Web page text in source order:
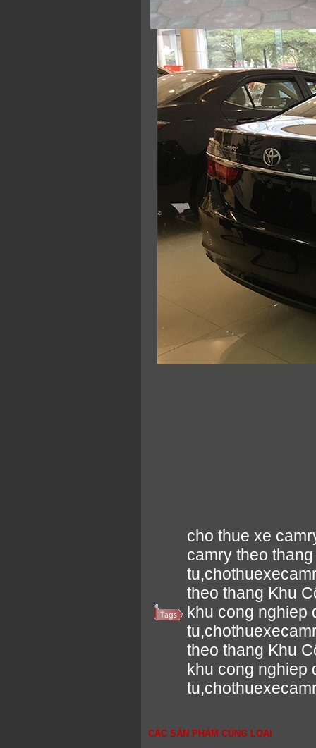
cho thue xe
camry theo
theo thang Khu
khu cong nghiep
theo thang Khu
khu cong nghiep
CÁC SẢN PHẨM CÙNG LOẠI